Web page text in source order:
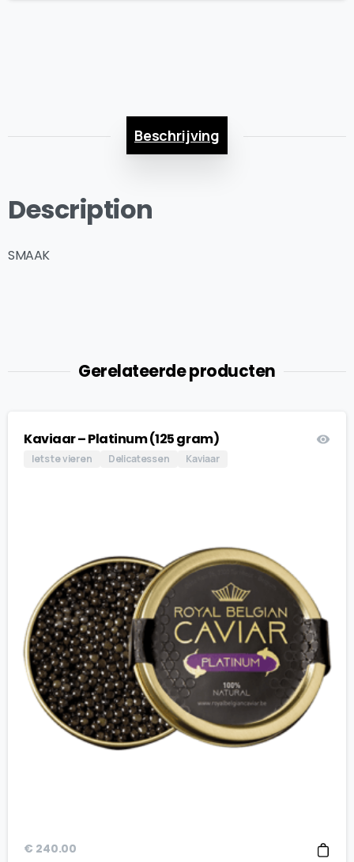
gram)
Beschrijving
Description
SMAAK
Gerelateerde producten
Kaviaar – Platinum (125 gram)
Iets te vieren Delicatessen Kaviaar
€ 240.00